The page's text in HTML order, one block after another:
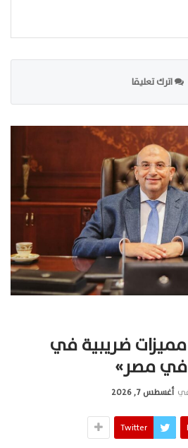
اترك تعليقا
جمعية الخبراء: 5 مميزات ضريبية في
في مصر»
أغسطس 7, 2026
Twitter